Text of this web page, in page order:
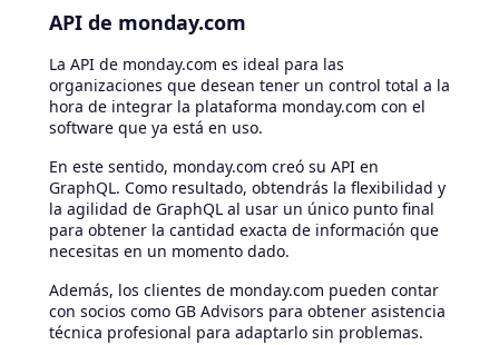
API de monday.com
La API de monday.com es ideal para las
organizaciones que desean tener un control total a la
hora de integrar la plataforma monday.com con el
software que ya está en uso.
En este sentido, monday.com creó su API en
GraphQL. Como resultado, obtendrás la flexibilidad y
la agilidad de GraphQL al usar un único punto final
para obtener la cantidad exacta de información que
necesitas en un momento dado.
Además, los clientes de monday.com pueden contar
con socios como GB Advisors para obtener asistencia
técnica profesional para adaptarlo sin problemas.